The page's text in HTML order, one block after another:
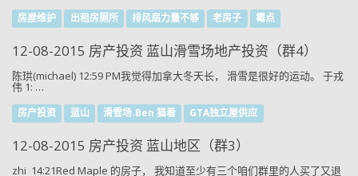
房屋维护 出租房厕所 排风扇力量不够 老房子 霉点
12-08-2015 房产投资 蓝山滑雪场地产投资（群4）
陈珙(michael) 12:59 PM我觉得加拿大冬天长， 滑雪是很好的运动。 于戎
伟 1: …
房产投资 蓝山 滑雪场.Ben 猫着 GTA独立屋供应
12-08-2015 房产投资 蓝山地区（群3）
zhi 14:21Red Maple 的房子， 我知道至少有三个咱们群里的人买了又退